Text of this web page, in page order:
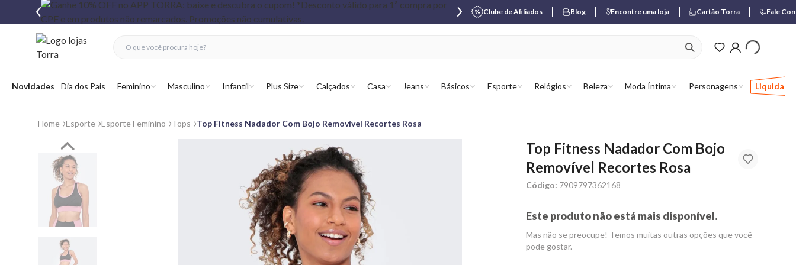
Clube de Afiliados Blog Encontre uma loja Cartão Torra Fale
Abrir menu
Novidades Dia dos Pais Feminino Masculino Infantil Plus Size Calçados Casa Jeans Básicos Esporte Relógios Beleza Moda Íntima Personagens Liquida
ver produtos
fechar menu
fechar menu
favoritos
Home Esporte Esporte Feminino Tops Top Fitness Nadador Com Bojo Removível Recortes Rosa
Top Fitness Nadador Com Bojo
Removível Recortes Rosa
Código: 7909797362168
Este produto não está mais disponível.
Mas não se preocupe! Temos muitas outras opções que você
pode gostar.